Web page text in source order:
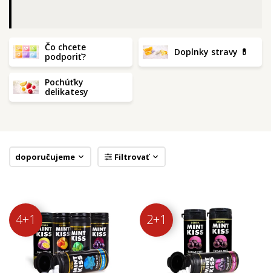
Čo chcete
podporiť?
Doplnky stravy 💊
Pochúťky
delikatesy
doporučujeme Filtrovať
4+1 2+1